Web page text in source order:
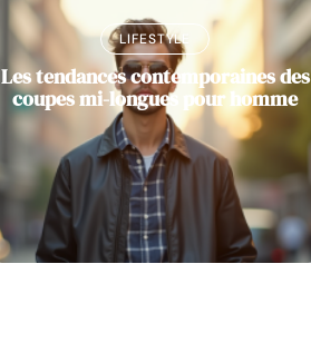
LIFESTYLE
Les tendances contemporaines des
coupes mi-longues pour homme